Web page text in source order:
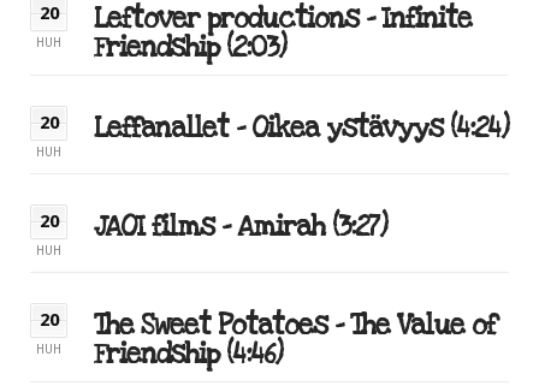
20
HUH
Leftover productions – Infinite
Friendship (2:03)
20
HUH
Leffanallet – Oikea ystävyys (4:24)
20
HUH
JAOI films – Amirah (3:27)
20
HUH
The Sweet Potatoes – The Value of
Friendship (4:46)